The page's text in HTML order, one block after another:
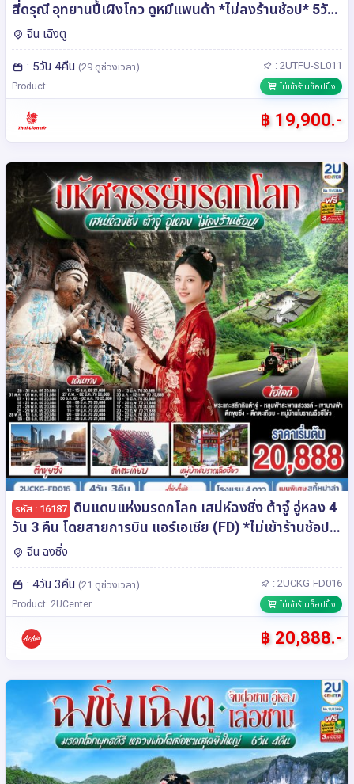
สี่ดรุณี อุทยานปี้เผิงโกว ดูหมีแพนด้า *ไม่ลงร้านช้อป* 5วัน
4คืน โดยสายการบิน Thai Lion Air (SL)
จีน เฉิงตู
: 5วัน 4คืน (29 ดูช่วงเวลา) : 2UTFU-SL011
Product: ไม่เข้าร้านช็อปปิ้ง
฿ 19,900.-
รหัส : 16187 ดินแดนแห่งมรดกโลก เสน่ห์ฉงชิ่ง ต้าจู๋ อู่หลง 4
วัน 3 คืน โดยสายการบิน แอร์เอเชีย (FD) *ไม่เข้าร้านช้อป
ปิ้ง*จีน ฉงชิ่ง
: 4วัน 3คืน (21 ดูช่วงเวลา) : 2UCKG-FD016
Product: 2UCenter ไม่เข้าร้านช็อปปิ้ง
฿ 20,888.-